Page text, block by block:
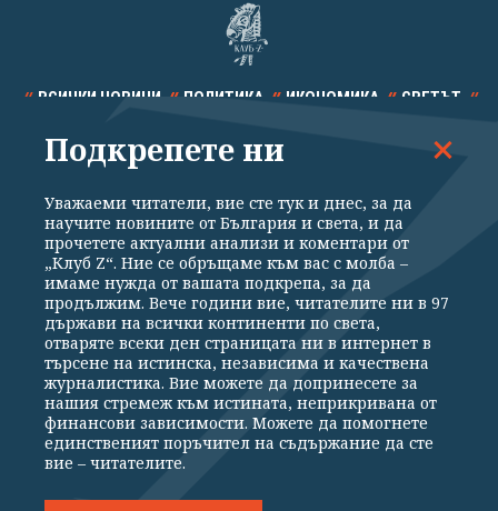
ВСИЧКИ НОВИНИ ПОЛИТИКА ИКОНОМИКА СВЕТЪТ
СПОРТ КУЛТУРА ТЕХНОЛОГИИ КАЛЕЙДОСКОП
Общи условия
Политика за поверителност
Реклама
Партньори Контакти
За Клуб Z
Екип
Подкрепете ни
Издател на www.clubz.bg е „Клуб Зебра Медия“ ЕООД, София, ул. "Алеко
Константинов" 3. Всички права запазени 2026 „Клуб Зебра Медия“
Препечатването на материали, снимки и видео от www.clubz.bg без
Подкрепете ни
Уважаеми читатели, вие сте тук и днес, за да
научите новините от България и света, и да
прочетете актуални анализи и коментари от
„Клуб Z“. Ние се обръщаме към вас с молба –
имаме нужда от вашата подкрепа, за да
продължим. Вече години вие, читателите ни в 97
държави на всички континенти по света,
отваряте всеки ден страницата ни в интернет в
търсене на истинска, независима и качествена
журналистика. Вие можете да допринесете за
нашия стремеж към истината, неприкривана от
финансови зависимости. Можете да помогнете
единственият поръчител на съдържание да сте
вие – читателите.